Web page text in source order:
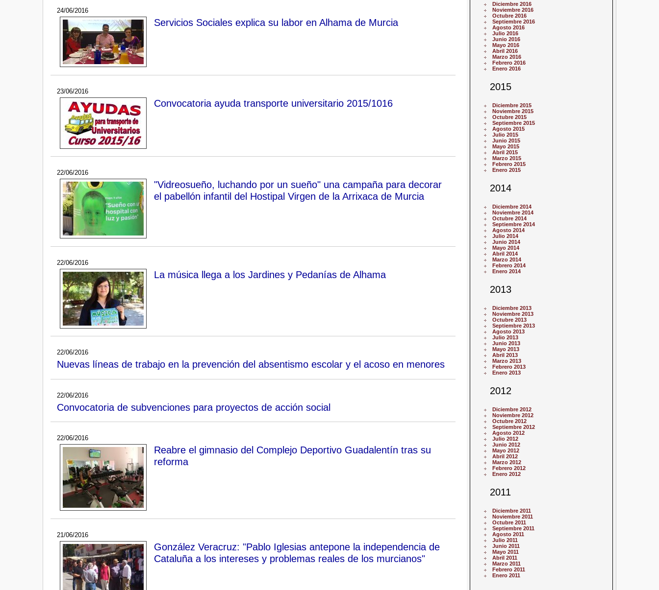
24/06/2016
Servicios Sociales explica su labor en Alhama de Murcia
23/06/2016
Convocatoria ayuda transporte universitario 2015/1016
22/06/2016
"Vidreosueño, luchando por un sueño" una campaña para decorar
el pabellón infantil del Hostipal Virgen de la Arrixaca de Murcia
22/06/2016
La música llega a los Jardines y Pedanías de Alhama
22/06/2016
Nuevas líneas de trabajo en la prevención del absentismo escolar y el acoso en menores
22/06/2016
Convocatoria de subvenciones para proyectos de acción social
22/06/2016
Reabre el gimnasio del Complejo Deportivo Guadalentín tras su
reforma
21/06/2016
González Veracruz: "Pablo Iglesias antepone la independencia de
Cataluña a los intereses y problemas reales de los murcianos"
Diciembre 2016
Noviembre 2016
Octubre 2016
Septiembre 2016
Agosto 2016
Julio 2016
Junio 2016
Mayo 2016
Abril 2016
Marzo 2016
Febrero 2016
Enero 2016
2015
Diciembre 2015
Noviembre 2015
Octubre 2015
Septiembre 2015
Agosto 2015
Julio 2015
Junio 2015
Mayo 2015
Abril 2015
Marzo 2015
Febrero 2015
Enero 2015
2014
Diciembre 2014
Noviembre 2014
Octubre 2014
Septiembre 2014
Agosto 2014
Julio 2014
Junio 2014
Mayo 2014
Abril 2014
Marzo 2014
Febrero 2014
Enero 2014
2013
Diciembre 2013
Noviembre 2013
Octubre 2013
Septiembre 2013
Agosto 2013
Julio 2013
Junio 2013
Mayo 2013
Abril 2013
Marzo 2013
Febrero 2013
Enero 2013
2012
Diciembre 2012
Noviembre 2012
Octubre 2012
Septiembre 2012
Agosto 2012
Julio 2012
Junio 2012
Mayo 2012
Abril 2012
Marzo 2012
Febrero 2012
Enero 2012
2011
Diciembre 2011
Noviembre 2011
Octubre 2011
Septiembre 2011
Agosto 2011
Julio 2011
Junio 2011
Mayo 2011
Abril 2011
Marzo 2011
Febrero 2011
Enero 2011